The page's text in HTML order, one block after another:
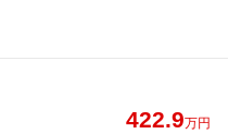
422.9万円